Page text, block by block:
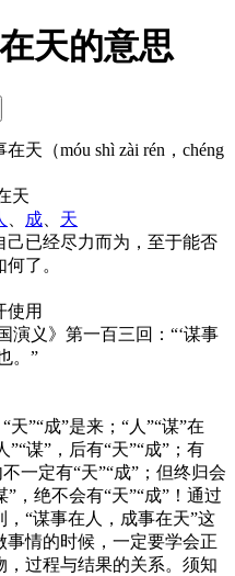
天的意思
天（móu shì zài rén，chéng
天
成
天
己已经尽力而为，至于能否
了。
使用
演义》第一百三回：“‘谋事
。”
天”“成”是来；“人”“谋”在
”“谋”，后有“天”“成”；有
一定有“天”“成”；但终归会
”，绝不会有“天”“成”！通过
“谋事在人，成事在天”这
情的时候，一定要学会正
过程与结果的关系。须知